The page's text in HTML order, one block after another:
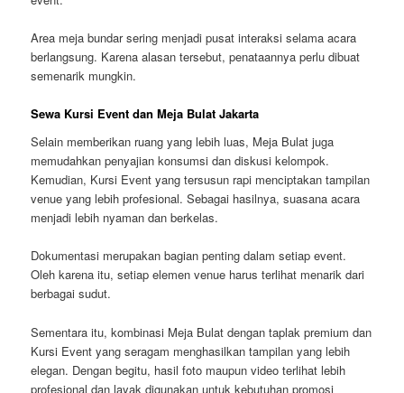
Area meja bundar sering menjadi pusat interaksi selama acara
berlangsung. Karena alasan tersebut, penataannya perlu dibuat
semenarik mungkin.
Sewa Kursi Event dan Meja Bulat Jakarta
Selain memberikan ruang yang lebih luas, Meja Bulat juga
memudahkan penyajian konsumsi dan diskusi kelompok.
Kemudian, Kursi Event yang tersusun rapi menciptakan tampilan
venue yang lebih profesional. Sebagai hasilnya, suasana acara
menjadi lebih nyaman dan berkelas.
Dokumentasi merupakan bagian penting dalam setiap event.
Oleh karena itu, setiap elemen venue harus terlihat menarik dari
berbagai sudut.
Sementara itu, kombinasi Meja Bulat dengan taplak premium dan
Kursi Event yang seragam menghasilkan tampilan yang lebih
elegan. Dengan begitu, hasil foto maupun video terlihat lebih
profesional dan layak digunakan untuk kebutuhan promosi